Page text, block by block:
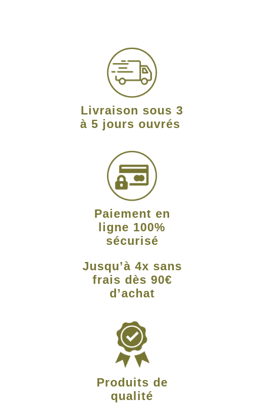
Livraison sous 3
à 5 jours ouvrés
Paiement en
ligne 100%
sécurisé
Jusqu’à 4x sans
frais dès 90€
d’achat
Produits de
qualité